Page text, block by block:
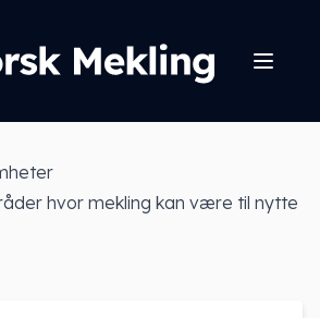
hvor mekling kan være til nytte